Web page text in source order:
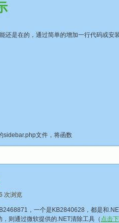
还是在的，通过简单的增加一行代码或安
sidebar.php文件，将函数
次浏览
，一个是KB2840628，都是和
则通过微软提供的.NET清除工具（ 点击